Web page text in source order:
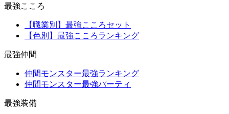
最強こころ
【職業別】最強こころセット
【色別】最強こころランキング
最強仲間
仲間モンスター最強ランキング
仲間モンスター最強パーティ
最強装備